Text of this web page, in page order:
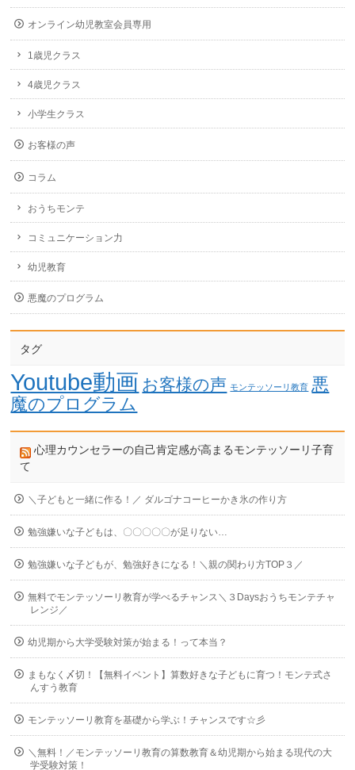
オンライン幼児教室会員専用
1歳児クラス
4歳児クラス
小学生クラス
お客様の声
コラム
おうちモンテ
コミュニケーション力
幼児教育
悪魔のプログラム
タグ
Youtube動画 お客様の声 モンテッソーリ教育 悪
魔のプログラム
心理カウンセラーの自己肯定感が高まるモンテッソーリ子育
て
＼子どもと一緒に作る！／ ダルゴナコーヒーかき氷の作り方
勉強嫌いな子どもは、〇〇〇〇〇が足りない…
勉強嫌いな子どもが、勉強好きになる！＼親の関わり方TOP３／
無料でモンテッソーリ教育が学べるチャンス＼３Daysおうちモンテチャ
レンジ／
幼児期から大学受験対策が始まる！って本当？
まもなく〆切！【無料イベント】算数好きな子どもに育つ！モンテ式さ
んすう教育
モンテッソーリ教育を基礎から学ぶ！チャンスです☆彡
＼無料！／モンテッソーリ教育の算数教育＆幼児期から始まる現代の大
学受験対策！